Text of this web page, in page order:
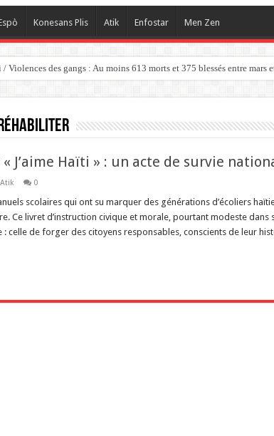
Konesans Plis Atik Enfostar Men Zen
Violences des gangs : Au moins 613 morts et 375 blessés entre
J’aime Haïti » : un acte de survie
Atik 0
scolaires qui ont su marquer des générations d’écoliers
Ce livret d’instruction civique et morale, pourtant modeste
: celle de forger des citoyens responsables, conscients de leur